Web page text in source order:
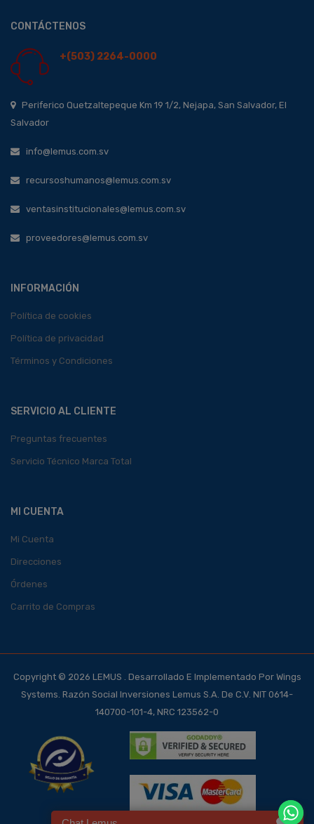
CONTÁCTENOS
+(503) 2264-0000
Periferico Quetzaltepeque Km 19 1/2, Nejapa, San Salvador, El
Salvador
info@lemus.com.sv
recursoshumanos@lemus.com.sv
ventasinstitucionales@lemus.com.sv
proveedores@lemus.com.sv
INFORMACIÓN
Política de cookies
Política de privacidad
Términos y Condiciones
SERVICIO AL CLIENTE
Preguntas frecuentes
Servicio Técnico Marca Total
MI CUENTA
Mi Cuenta
Direcciones
Órdenes
Carrito de Compras
Copyright © 2026 LEMUS . Desarrollado E Implementado Por Wings
Systems. Razón Social Inversiones Lemus S.A. De C.V. NIT 0614-
140700-101-4, NRC 123562-0